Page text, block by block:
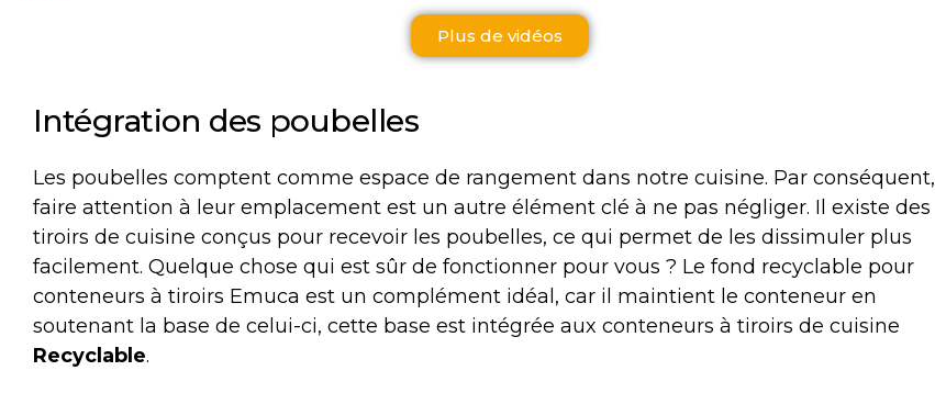
Plus de vidéos
Intégration des poubelles
Les poubelles comptent comme espace de rangement dans notre cuisine. Par conséquent,
faire attention à leur emplacement est un autre élément clé à ne pas négliger. Il existe des
tiroirs de cuisine conçus pour recevoir les poubelles, ce qui permet de les dissimuler plus
facilement. Quelque chose qui est sûr de fonctionner pour vous ? Le fond recyclable pour
conteneurs à tiroirs Emuca est un complément idéal, car il maintient le conteneur en
soutenant la base de celui-ci, cette base est intégrée aux conteneurs à tiroirs de cuisine
Recyclable.